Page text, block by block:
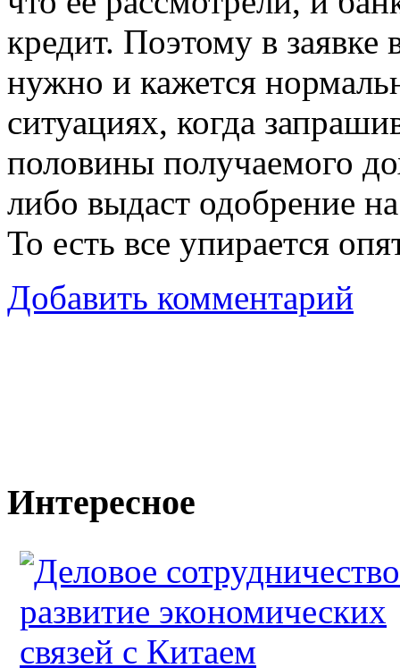
кредит. Поэтому в заявке
нужно и кажется
ситуациях, когда
половины получаемого
либо выдаст одобрение
То есть все упирается
Добавить комментарий
Интересное